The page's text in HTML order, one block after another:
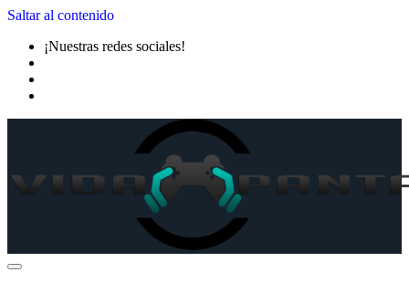
Saltar al contenido
¡Nuestras redes sociales!